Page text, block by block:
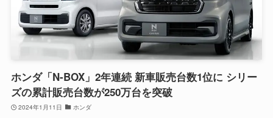
ホンダ「N-BOX」2年連続 新車販売台数1位に シリー
ズの累計販売台数が250万台を突破
2024年1月11日 ホンダ